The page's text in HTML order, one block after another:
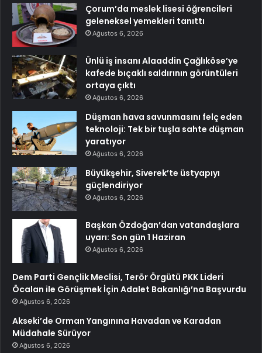
Çorum’da meslek lisesi öğrencileri
geleneksel yemekleri tanıttı
Ağustos 6, 2026
Ünlü iş insanı Alaaddin Çağlıköse’ye
kafede bıçaklı saldırının görüntüleri
ortaya çıktı
Ağustos 6, 2026
Düşman hava savunmasını felç eden
teknoloji: Tek bir tuşla sahte düşman
yaratıyor
Ağustos 6, 2026
Büyükşehir, Siverek’te üstyapıyı
güçlendiriyor
Ağustos 6, 2026
Başkan Özdoğan’dan vatandaşlara
uyarı: Son gün 1 Haziran
Ağustos 6, 2026
Dem Parti Gençlik Meclisi, Terör Örgütü PKK Lideri
Öcalan ile Görüşmek İçin Adalet Bakanlığı’na Başvurdu
Ağustos 6, 2026
Akseki’de Orman Yangınına Havadan ve Karadan
Müdahale Sürüyor
Ağustos 6, 2026